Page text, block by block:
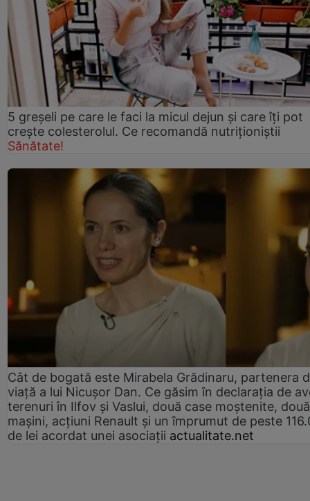
5 greșeli pe care le faci la micul dejun și care îți pot
crește colesterolul. Ce recomandă nutriționiștii
Sănătate!
Cât de bogată este Mirabela Grădinaru, partenera
viață a lui Nicușor Dan. Ce găsim în declarația de
terenuri în Ilfov și Vaslui, două case moștenite, două
mașini, acțiuni Renault și un împrumut de peste
de lei acordat unei asociații actualitate.net